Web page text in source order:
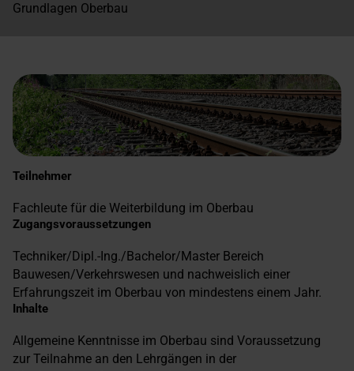
Grundlagen Oberbau
Teilnehmer
Fachleute für die Weiterbildung im Oberbau
Zugangsvoraussetzungen
Techniker/Dipl.-Ing./Bachelor/Master Bereich
Bauwesen/Verkehrswesen und nachweislich einer
Erfahrungszeit im Oberbau von mindestens einem Jahr.
Inhalte
Allgemeine Kenntnisse im Oberbau sind Voraussetzung
zur Teilnahme an den Lehrgängen in der